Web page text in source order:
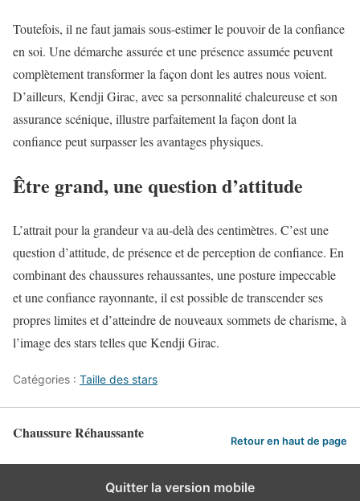
Toutefois, il ne faut jamais sous-estimer le pouvoir de la confiance
en soi. Une démarche assurée et une présence assumée peuvent
complètement transformer la façon dont les autres nous voient.
D’ailleurs, Kendji Girac, avec sa personnalité chaleureuse et son
assurance scénique, illustre parfaitement la façon dont la
confiance peut surpasser les avantages physiques.
Être grand, une question d’attitude
L’attrait pour la grandeur va au-delà des centimètres. C’est une
question d’attitude, de présence et de perception de confiance. En
combinant des chaussures rehaussantes, une posture impeccable
et une confiance rayonnante, il est possible de transcender ses
propres limites et d’atteindre de nouveaux sommets de charisme, à
l’image des stars telles que Kendji Girac.
Catégories : Taille des stars
Chaussure Réhaussante Retour en haut de page
Quitter la version mobile